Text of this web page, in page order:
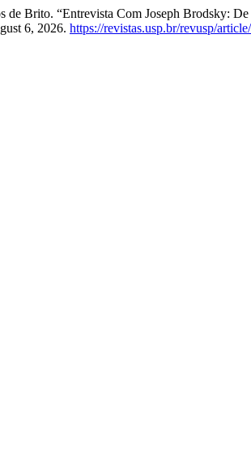
de Brito. “Entrevista Com Joseph Brodsky:
6, 2026. https://revistas.usp.br/revusp/